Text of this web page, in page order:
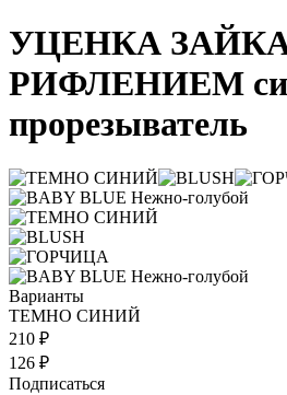
УЦЕНКА
РИФЛЕНИЕМ
прорезыватель
Варианты
ТЕМНО СИНИЙ
210 ₽
126 ₽
Подписаться